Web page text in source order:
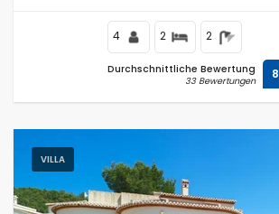
4 2 2
Durchschnittliche Bewertung
33 Bewertungen
VILLA